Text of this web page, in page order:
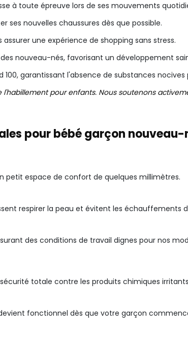
à toute épreuve lors de ses mouvements
ses nouvelles chaussures dès que possible.
une expérience de shopping sans stress.
nouveau-nés, favorisant un développement
garantissant l'absence de substances
pour enfants. Nous soutenons
pour bébé garçon nouveau-
petit espace de confort de quelques millimètres.
respirer la peau et évitent les échauffements
des conditions de travail dignes pour nos
totale contre les produits chimiques
fonctionnel dès que votre garçon